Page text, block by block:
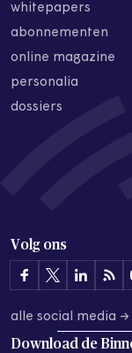
whitepapers
abonnementen
online magazine
personalia
dossiers
Volg ons
alle social media →
Download de